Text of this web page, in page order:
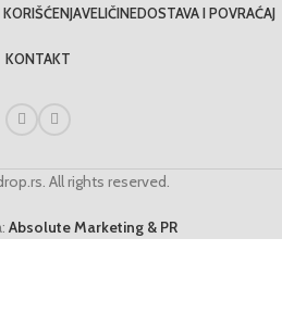
VELIČINEDOSTAVA I POVRAĆAJ
KONTAKT
All rights reserved.
Absolute Marketing & PR